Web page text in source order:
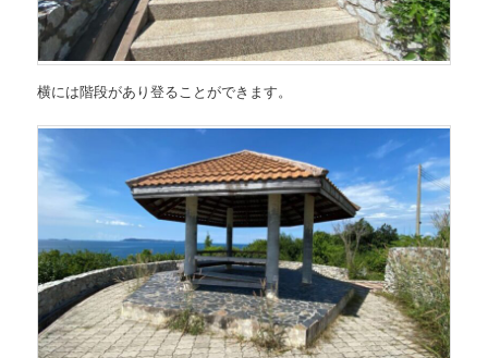
横には階段があり登ることができます。